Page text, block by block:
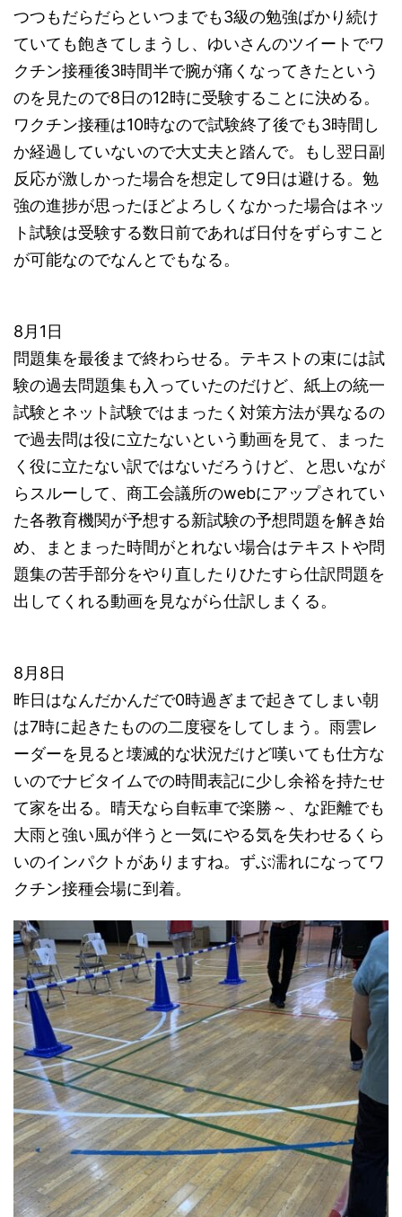
つつもだらだらといつまでも3級の勉強ばかり続け
ていても飽きてしまうし、ゆいさんのツイートでワ
クチン接種後3時間半で腕が痛くなってきたという
のを見たので8日の12時に受験することに決める。
ワクチン接種は10時なので試験終了後でも3時間し
か経過していないので大丈夫と踏んで。もし翌日副
反応が激しかった場合を想定して9日は避ける。勉
強の進捗が思ったほどよろしくなかった場合はネッ
ト試験は受験する数日前であれば日付をずらすこと
が可能なのでなんとでもなる。
8月1日
問題集を最後まで終わらせる。テキストの束には試
験の過去問題集も入っていたのだけど、紙上の統一
試験とネット試験ではまったく対策方法が異なるの
で過去問は役に立たないという動画を見て、まった
く役に立たない訳ではないだろうけど、と思いなが
らスルーして、商工会議所のwebにアップされてい
た各教育機関が予想する新試験の予想問題を解き始
め、まとまった時間がとれない場合はテキストや問
題集の苦手部分をやり直したりひたすら仕訳問題を
出してくれる動画を見ながら仕訳しまくる。
8月8日
昨日はなんだかんだで0時過ぎまで起きてしまい朝
は7時に起きたものの二度寝をしてしまう。雨雲レ
ーダーを見ると壊滅的な状況だけど嘆いても仕方な
いのでナビタイムでの時間表記に少し余裕を持たせ
て家を出る。晴天なら自転車で楽勝～、な距離でも
大雨と強い風が伴うと一気にやる気を失わせるくら
いのインパクトがありますね。ずぶ濡れになってワ
クチン接種会場に到着。